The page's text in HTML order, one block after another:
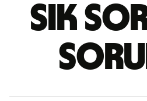
Sık